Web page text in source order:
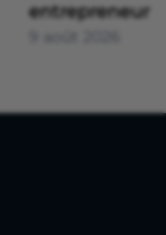
entrepreneur